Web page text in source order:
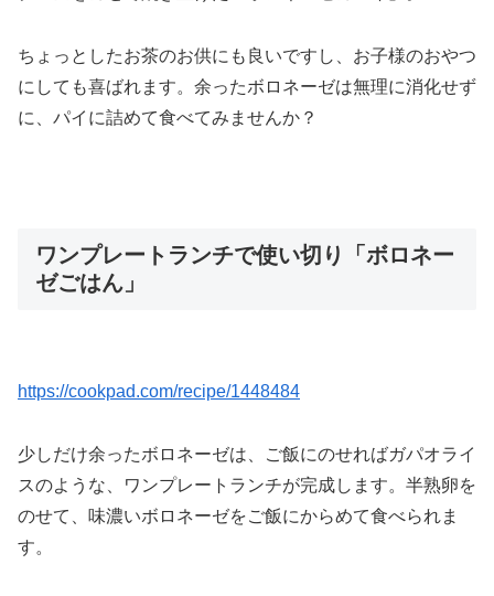
ちょっとしたお茶のお供にも良いですし、お子様のおやつ
にしても喜ばれます。余ったボロネーゼは無理に消化せず
に、パイに詰めて食べてみませんか？
ワンプレートランチで使い切り「ボロネー
ゼごはん」
https://cookpad.com/recipe/1448484
少しだけ余ったボロネーゼは、ご飯にのせればガパオライ
スのような、ワンプレートランチが完成します。半熟卵を
のせて、味濃いボロネーゼをご飯にからめて食べられま
す。